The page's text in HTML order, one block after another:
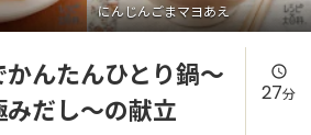
とは
にんじんごまマヨあえ
んたんひとり鍋～
だし～の献立
27分